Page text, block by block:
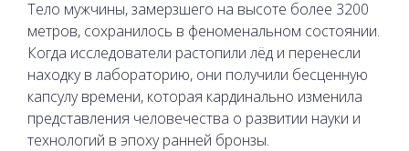
Тело мужчины, замерзшего на высоте более 3200
метров, сохранилось в феноменальном состоянии.
Когда исследователи растопили лёд и перенесли
находку в лабораторию, они получили бесценную
капсулу времени, которая кардинально изменила
представления человечества о развитии науки и
технологий в эпоху ранней бронзы.